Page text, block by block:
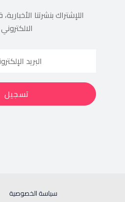
اللإشتراك بنشرتنا
الالكتروني
سياسة الخصوصية